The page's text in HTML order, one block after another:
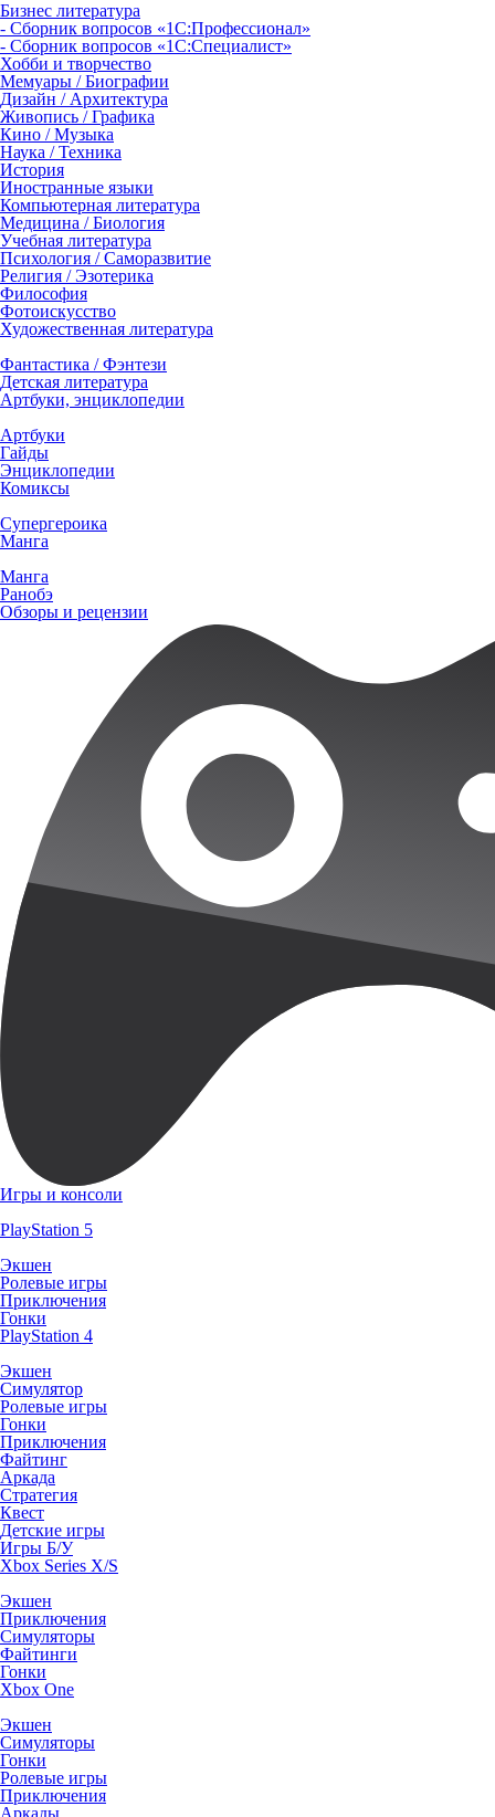
Бизнес литература
- Сборник вопросов «1С:Профессионал»
- Сборник вопросов «1С:Специалист»
Хобби и творчество
Мемуары / Биографии
Дизайн / Архитектура
Живопись / Графика
Кино / Музыка
Наука / Техника
История
Иностранные языки
Компьютерная литература
Медицина / Биология
Учебная литература
Психология / Саморазвитие
Религия / Эзотерика
Философия
Фотоискусство
Художественная литература
Фантастика / Фэнтези
Детская литература
Артбуки, энциклопедии
Артбуки
Гайды
Энциклопедии
Комиксы
Супергероика
Манга
Манга
Ранобэ
Обзоры и рецензии
Игры и консоли
PlayStation 5
Экшен
Ролевые игры
Приключения
Гонки
PlayStation 4
Экшен
Симулятор
Ролевые игры
Гонки
Приключения
Файтинг
Аркада
Стратегия
Квест
Детские игры
Игры Б/У
Xbox Series X/S
Экшен
Приключения
Симуляторы
Файтинги
Гонки
Xbox One
Экшен
Симуляторы
Гонки
Ролевые игры
Приключения
Аркады